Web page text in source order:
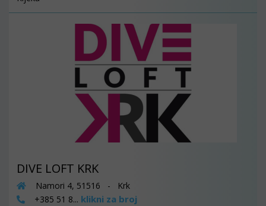
DIVE LOFT KRK
Namori 4, 51516 - Krk
+385 51 8... klikni za broj